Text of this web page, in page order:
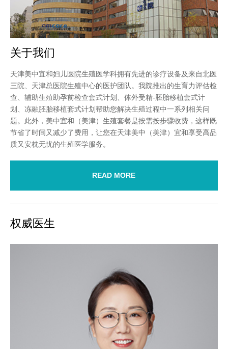
关于我们
天津美中宜和妇儿医院生殖医学科拥有先进的诊疗设备及来自北医
三院、天津总医院生殖中心的医护团队。我院推出的生育力评估检
查、辅助生殖助孕前检查套式计划、体外受精-胚胎移植套式计
划、冻融胚胎移植套式计划帮助您解决生殖过程中一系列相关问
题。此外，美中宜和（美津）生殖套餐是按需按步骤收费，这样既
节省了时间又减少了费用，让您在天津美中（美津）宜和享受高品
质又安枕无忧的生殖医学服务。
READ MORE
权威医生